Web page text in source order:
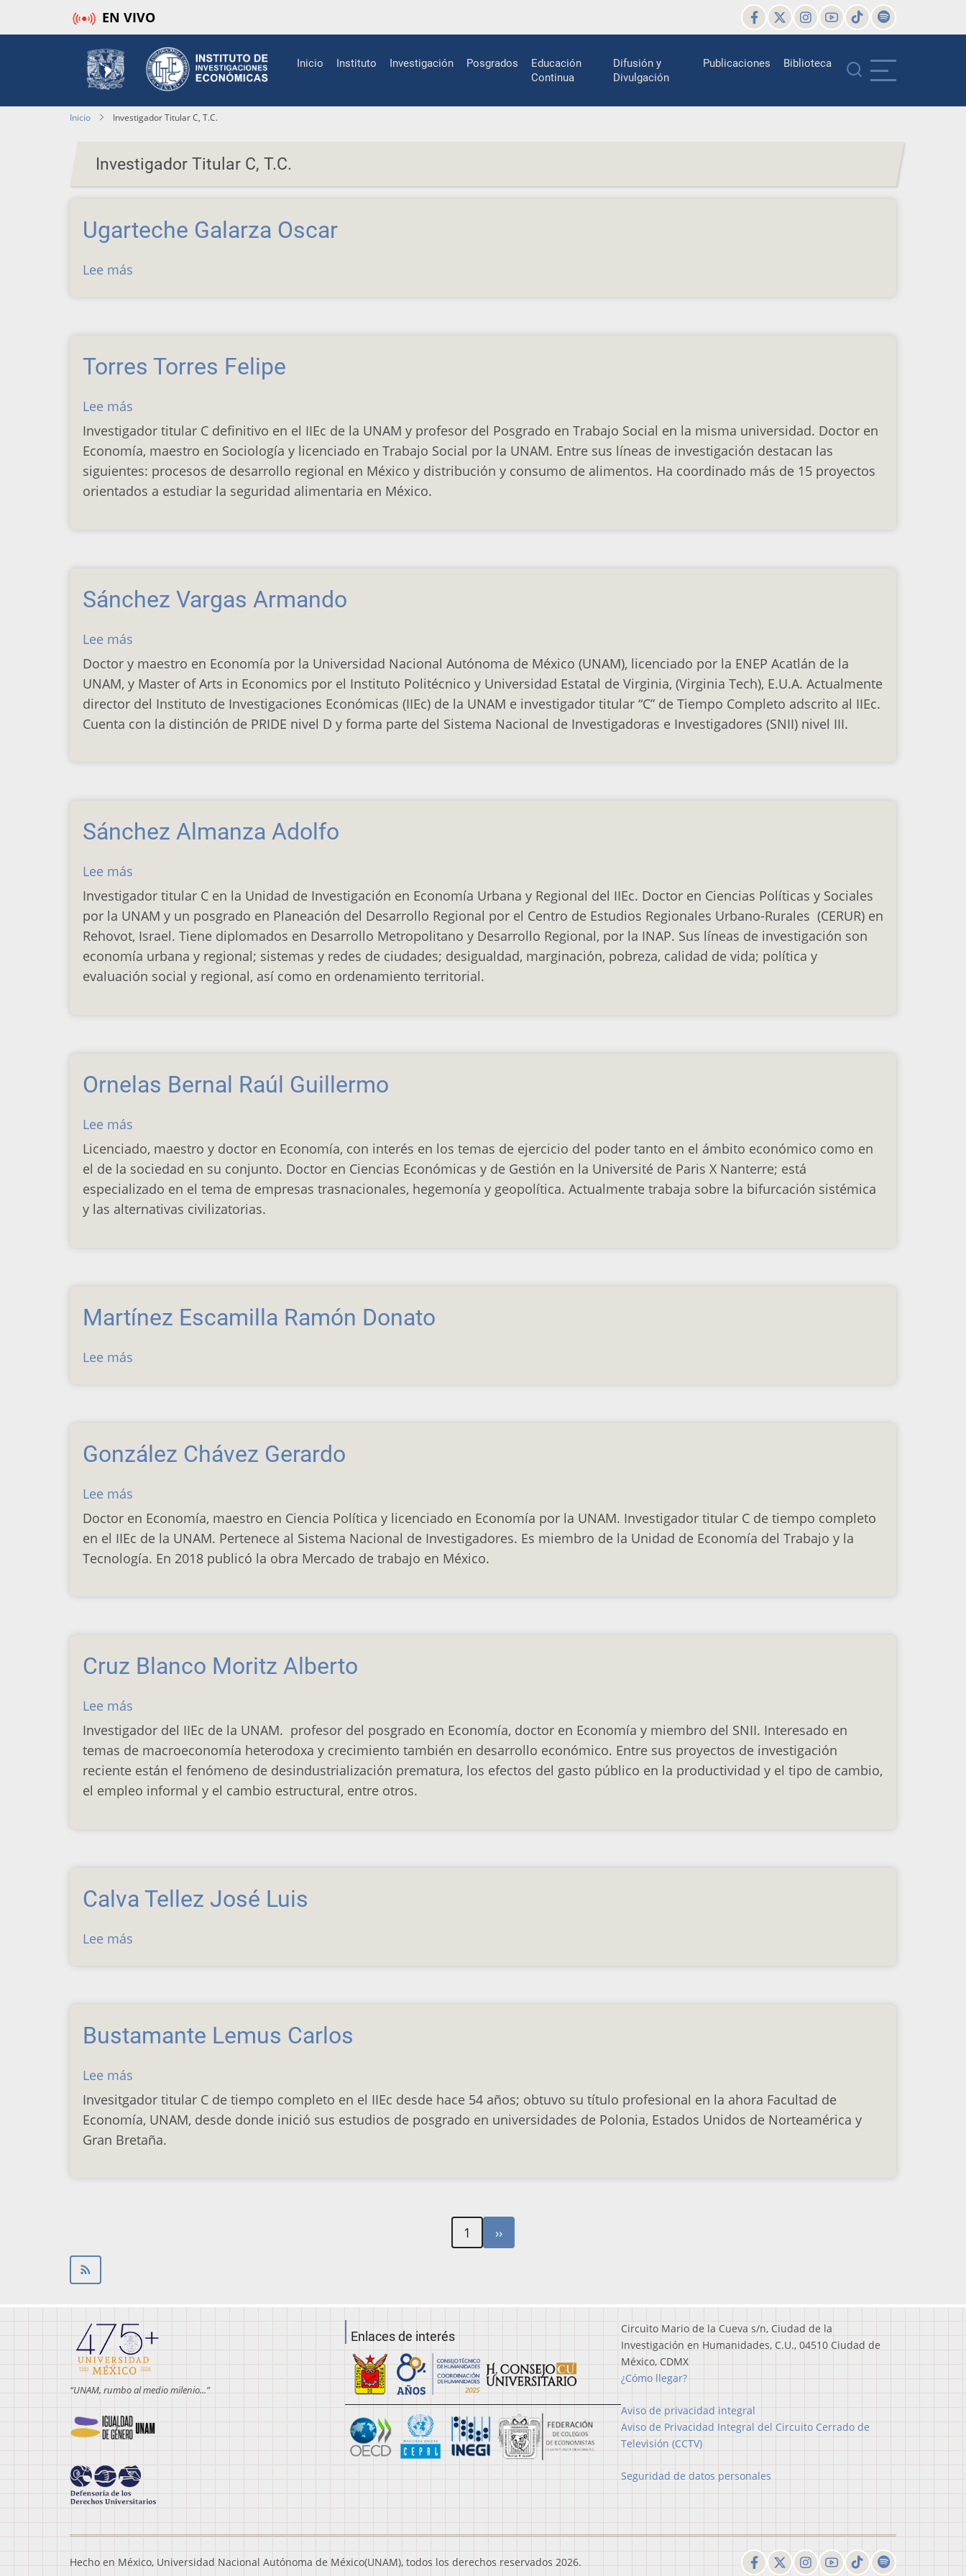
al
EN VIVO
navigation
Inicio Instituto Investigación Posgrados
Educación
Continua
Difusión y
Divulgación
Publicaciones Biblioteca
Inicio Investigador Titular C, T.C.
Investigador Titular C, T.C.
Ugarteche Galarza Oscar
Lee más
Torres Torres Felipe
Lee más
Torres
Torres
Felipe
Investigador titular C definitivo en el IIEc de la UNAM y profesor del Posgrado en Trabajo Social en la misma universidad. Doctor en
Economía, maestro en Sociología y licenciado en Trabajo Social por la UNAM. Entre sus líneas de investigación destacan las
siguientes: procesos de desarrollo regional en México y distribución y consumo de alimentos. Ha coordinado más de 15 proyectos
orientados a estudiar la seguridad alimentaria en México.
Sánchez Vargas Armando
Lee más
Sánchez
Vargas
Armando
Doctor y maestro en Economía por la Universidad Nacional Autónoma de México (UNAM), licenciado por la ENEP Acatlán de la
UNAM, y Master of Arts in Economics por el Instituto Politécnico y Universidad Estatal de Virginia, (Virginia Tech), E.U.A. Actualmente
director del Instituto de Investigaciones Económicas (IIEc) de la UNAM e investigador titular “C” de Tiempo Completo adscrito al IIEc.
Cuenta con la distinción de PRIDE nivel D y forma parte del Sistema Nacional de Investigadoras e Investigadores (SNII) nivel III.
Sánchez Almanza Adolfo
Lee más
Sánchez
Almanza
Adolfo
Investigador titular C en la Unidad de Investigación en Economía Urbana y Regional del IIEc. Doctor en Ciencias Políticas y Sociales
por la UNAM y un posgrado en Planeación del Desarrollo Regional por el Centro de Estudios Regionales Urbano-Rurales (CERUR) en
Rehovot, Israel. Tiene diplomados en Desarrollo Metropolitano y Desarrollo Regional, por la INAP. Sus líneas de investigación son
economía urbana y regional; sistemas y redes de ciudades; desigualdad, marginación, pobreza, calidad de vida; política y
evaluación social y regional, así como en ordenamiento territorial.
Ornelas Bernal Raúl Guillermo
Lee más
Ornelas
Bernal
Raúl
Guillermo
Licenciado, maestro y doctor en Economía, con interés en los temas de ejercicio del poder tanto en el ámbito económico como en
el de la sociedad en su conjunto. Doctor en Ciencias Económicas y de Gestión en la Université de Paris X Nanterre; está
especializado en el tema de empresas trasnacionales, hegemonía y geopolítica. Actualmente trabaja sobre la bifurcación sistémica
y las alternativas civilizatorias.
Martínez Escamilla Ramón Donato
Lee más
González Chávez Gerardo
Lee más
González
Chávez
Gerardo
Doctor en Economía, maestro en Ciencia Política y licenciado en Economía por la UNAM. Investigador titular C de tiempo completo
en el IIEc de la UNAM. Pertenece al Sistema Nacional de Investigadores. Es miembro de la Unidad de Economía del Trabajo y la
Tecnología. En 2018 publicó la obra Mercado de trabajo en México.
Cruz Blanco Moritz Alberto
Lee más
Cruz
Blanco
Moritz
Alberto
Investigador del IIEc de la UNAM. profesor del posgrado en Economía, doctor en Economía y miembro del SNII. Interesado en
temas de macroeconomía heterodoxa y crecimiento también en desarrollo económico. Entre sus proyectos de investigación
reciente están el fenómeno de desindustrialización prematura, los efectos del gasto público en la productividad y el tipo de cambio,
el empleo informal y el cambio estructural, entre otros.
Calva Tellez José Luis
Lee más
Bustamante Lemus Carlos
Lee más
Bustamante
Lemus
Carlos
Invesitgador titular C de tiempo completo en el IIEc desde hace 54 años; obtuvo su título profesional en la ahora Facultad de
Economía, UNAM, desde donde inició sus estudios de posgrado en universidades de Polonia, Estados Unidos de Norteamérica y
Gran Bretaña.
1
Siguiente
página
››
“UNAM, rumbo al medio milenio...”
Enlaces de interés
Circuito Mario de la Cueva s/n, Ciudad de la
Investigación en Humanidades, C.U., 04510 Ciudad de
México, CDMX
¿Cómo llegar?
Aviso de privacidad integral
Aviso de Privacidad Integral del Circuito Cerrado de
Televisión (CCTV)
Seguridad de datos personales
Hecho en México, Universidad Nacional Autónoma de México(UNAM), todos los derechos reservados 2026.